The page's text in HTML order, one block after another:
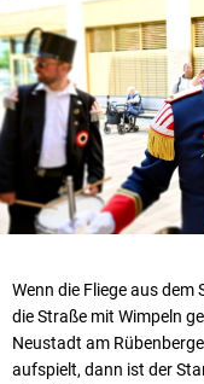
Wenn die Fliege aus
die Straße mit Wimpeln
Neustadt am
aufspielt, dann ist der